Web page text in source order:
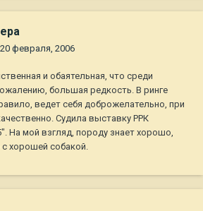
20 февраля, 2006
и обаятельная, что среди
большая редкость. В ринге
ведет себя доброжелательно, при
Судила выставку РРК
На мой взгляд, породу знает хорошо,
хорошей собакой.